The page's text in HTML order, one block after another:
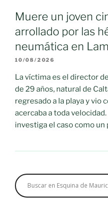
Muere un joven
arrollado por las
neumática en
10/08/2026
La víctima es el director
de 29 años, natural de
regresado a la playa y vio
acercaba a toda
investiga el caso como